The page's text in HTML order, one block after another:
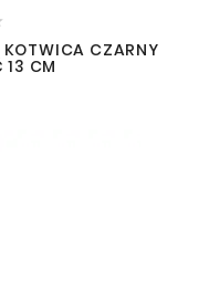
KOTWICA CZARNY
13 CM